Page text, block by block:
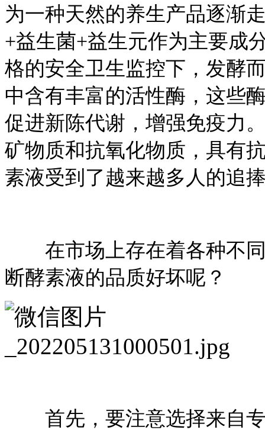
为一种天然的养生产品逐渐
+益生菌+益生元作为主要成
格的安全卫生监控下，发酵
中含有丰富的活性酶，这些
促进新陈代谢，增强免疫力
矿物质和抗氧化物质，具有
素液受到了越来越多人的追
在市场上存在着各种不同
断酵素液的品质好坏呢？
首先，要注意选择来自专